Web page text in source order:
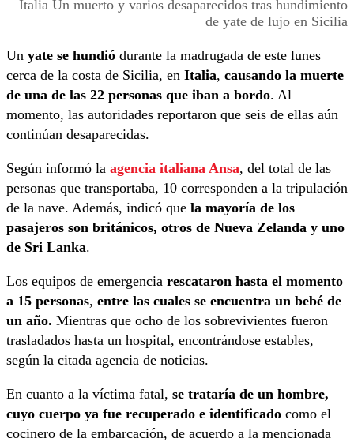
Italia Un muerto y varios desaparecidos tras hundimiento
de yate de lujo en Sicilia
Un yate se hundió durante la madrugada de este lunes
cerca de la costa de Sicilia, en Italia, causando la muerte
de una de las 22 personas que iban a bordo. Al
momento, las autoridades reportaron que seis de ellas aún
continúan desaparecidas.
Según informó la agencia italiana Ansa, del total de las
personas que transportaba, 10 corresponden a la tripulación
de la nave. Además, indicó que la mayoría de los
pasajeros son británicos, otros de Nueva Zelanda y uno
de Sri Lanka.
Los equipos de emergencia rescataron hasta el momento
a 15 personas, entre las cuales se encuentra un bebé de
un año. Mientras que ocho de los sobrevivientes fueron
trasladados hasta un hospital, encontrándose estables,
según la citada agencia de noticias.
En cuanto a la víctima fatal, se trataría de un hombre,
cuyo cuerpo ya fue recuperado e identificado como el
cocinero de la embarcación, de acuerdo a la mencionada